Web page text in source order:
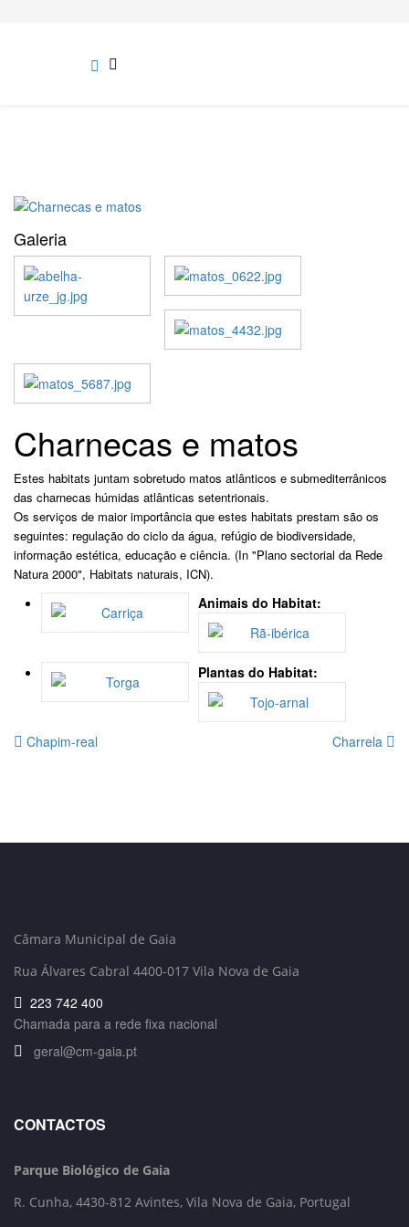
Galeria
Charnecas e matos
Estes habitats juntam sobretudo matos atlânticos e submediterrânicos
das charnecas húmidas atlânticas setentrionais.
Os serviços de maior importância que estes habitats prestam são os
seguintes: regulação do ciclo da água, refúgio de biodiversidade,
informação estética, educação e ciência. (In "Plano sectorial da Rede
Natura 2000", Habitats naturais, ICN).
Animais do Habitat:
Plantas do Habitat:
Chapim-real Charrela
Câmara Municipal de Gaia
Rua Álvares Cabral 4400-017 Vila Nova de Gaia
223 742 400
Chamada para a rede fixa nacional
geral@cm-gaia.pt
CONTACTOS
Parque Biológico de Gaia
R. Cunha, 4430-812 Avintes, Vila Nova de Gaia, Portugal